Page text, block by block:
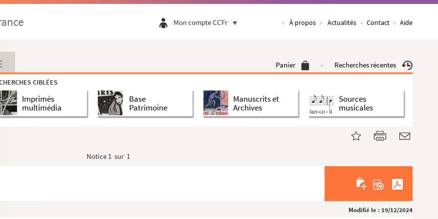
Mon compte CCFr À propos Actualités Contact Aide
Panier Recherches récentes
CIBLÉES
Imprimés
multimédia
Base
Patrimoine
Manuscrits et
Archives
Sources
musicales
Notice 1 sur 1
Modifié le : 19/12/2024